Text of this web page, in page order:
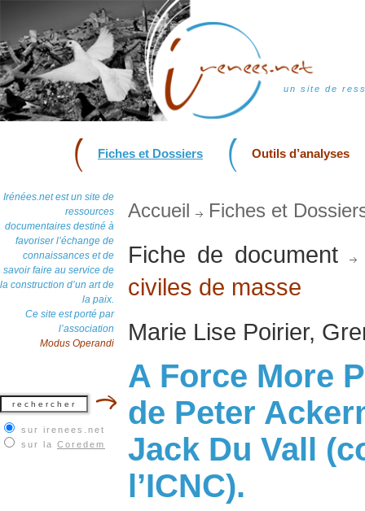
un site de
Fiches et Dossiers Outils d’analyses
Irénées.net est un site de
ressources
documentaires destiné à
favoriser l’échange de
connaissances et de
savoir faire au service de
la construction d’un art de
la paix.
Ce site est porté par
l’association
Modus Operandi
sur irenees.net
sur la Coredem
Accueil Fiches et
Fiche de document
civiles de masse
Marie Lise Poirier,
A Force More
de Peter
Jack Du Vall
l’ICNC).